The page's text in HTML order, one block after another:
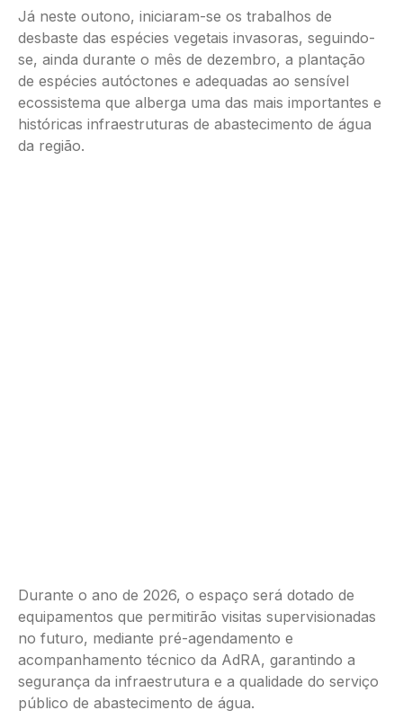
Já neste outono, iniciaram-se os trabalhos de
desbaste das espécies vegetais invasoras, seguindo-
se, ainda durante o mês de dezembro, a plantação
de espécies autóctones e adequadas ao sensível
ecossistema que alberga uma das mais importantes e
históricas infraestruturas de abastecimento de água
da região.
Durante o ano de 2026, o espaço será dotado de
equipamentos que permitirão visitas supervisionadas
no futuro, mediante pré-agendamento e
acompanhamento técnico da AdRA, garantindo a
segurança da infraestrutura e a qualidade do serviço
público de abastecimento de água.